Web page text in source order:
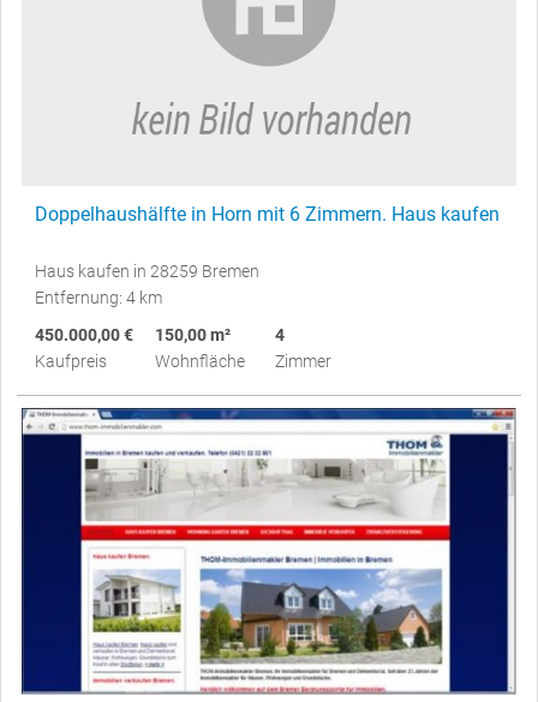
Doppelhaushälfte in Horn mit 6 Zimmern. Haus kaufen
Haus kaufen in 28259 Bremen
Entfernung: 4 km
450.000,00 €
Kaufpreis
150,00 m²
Wohnfläche
4
Zimmer